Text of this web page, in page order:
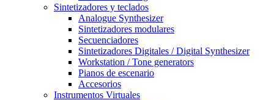
Sintetizadores y teclados
Analogue Synthesizer
Sintetizadores modulares
Secuenciadores
Sintetizadores Digitales / Digital Synthesizer
Workstation / Tone generators
Pianos de escenario
Accesorios
Instrumentos Virtuales